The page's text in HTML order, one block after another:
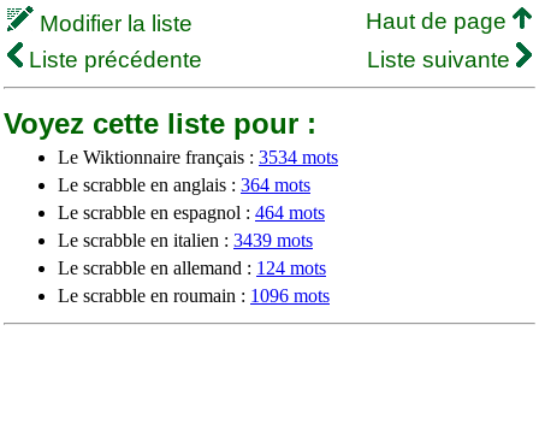
Modifier la liste
Haut de page
Liste précédente
Liste suivante
Voyez cette liste pour :
Le Wiktionnaire français : 3534 mots
Le scrabble en anglais : 364 mots
Le scrabble en espagnol : 464 mots
Le scrabble en italien : 3439 mots
Le scrabble en allemand : 124 mots
Le scrabble en roumain : 1096 mots